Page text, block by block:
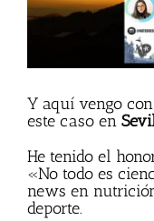
Y aquí vengo
este caso en
He tenido el
«No todo es
news en
deporte.